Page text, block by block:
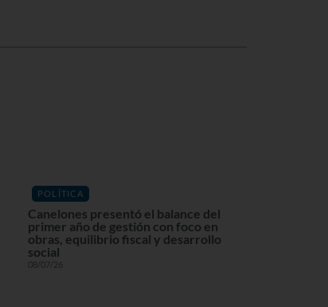
POLÍTICA
Canelones presentó el balance del
primer año de gestión con foco en
obras, equilibrio fiscal y desarrollo
social
08/07/26